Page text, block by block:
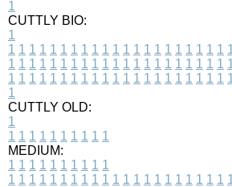
1
CUTTLY BIO:
1
1 1 1 1 1 1 1 1 1 1 1 1 1 1 1 1 1 1 1 1 1
1 1 1 1 1 1 1 1 1 1 1 1 1 1 1 1 1 1 1 1 1
1 1 1 1 1 1 1 1 1 1 1 1 1 1 1 1 1 1 1 1 1
1
CUTTLY OLD:
1
1 1 1 1 1 1 1 1 1 1
MEDIUM:
1 1 1 1 1 1 1 1 1 1
1 1 1 1 1 1 1 1 1 1 1 1 1 1 1 1 1 1 1 1 1